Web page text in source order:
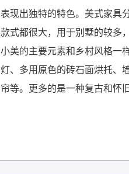
表现出独特的特色。美式家具
款式都很大，用于别墅的较多
小美的主要元素和乡村风格一
灯、多用原色的砖石面烘托、
帘等。更多的是一种复古和怀